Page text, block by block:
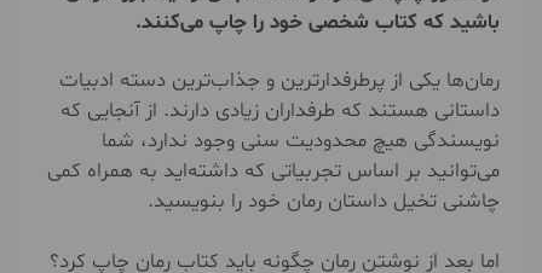
باشید که کتاب شخصی خود را چاپ می‌کنند.
رمان‌ها یکی از پرطرفدارترین و جذاب‌ترین دسته ادبیات
داستانی هستند که طرفداران زیادی دارند. از آنجایی که
نویسندگی هیچ محدودیت سنی وجود ندارد، شما
می‌توانید بر اساس تجربیاتی که داشته‌اید به همراه کمی
چاشنی تخیل داستان رمان خود را بنویسید.
اما بعد از نوشتن رمان چگونه باید کتاب رمان چاپ کرد؟